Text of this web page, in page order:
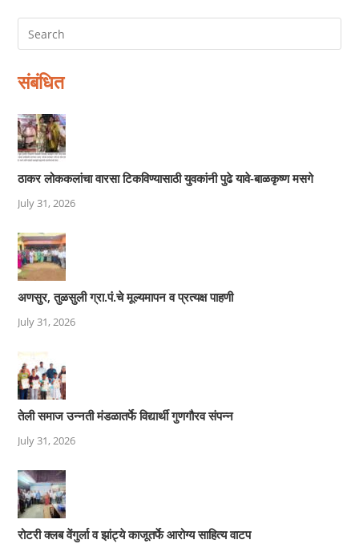
संबंधित
ठाकर लोककलांचा वारसा टिकविण्यासाठी युवकांनी पुढे यावे-बाळकृष्ण मसगे
July 31, 2026
अणसुर, तुळसुली ग्रा.पं.चे मूल्यमापन व प्रत्यक्ष पाहणी
July 31, 2026
तेली समाज उन्नती मंडळातर्फे विद्यार्थी गुणगौरव संपन्न
July 31, 2026
रोटरी क्लब वेंगुर्ला व झांट्ये काजूतर्फे आरोग्य साहित्य वाटप